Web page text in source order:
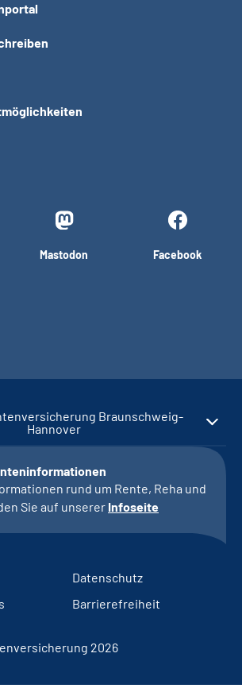
Mastodon Facebook
Braunschweig-
Hannover
rund um Rente, Reha und
Sie auf unserer Infoseite
Datenschutz
Barrierefreiheit
2026